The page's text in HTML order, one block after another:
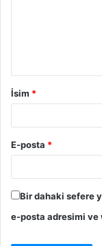
İsim *
E-posta *
Bir dahaki sefere
e-posta adresimi ve